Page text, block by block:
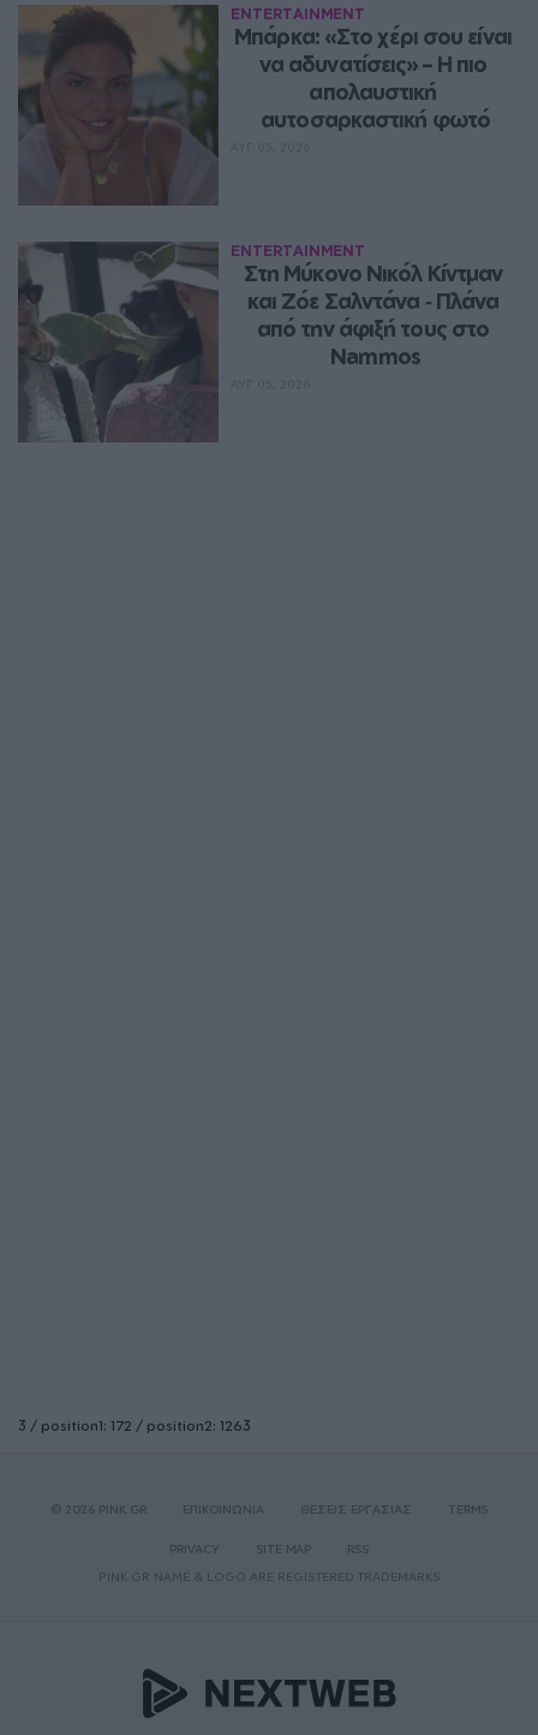
ENTERTAINMENT
Μπάρκα: «Στο χέρι σου είναι
να αδυνατίσεις» – Η πιο
απολαυστική
αυτοσαρκαστική φωτό
ENTERTAINMENT
Στη Μύκονο Νικόλ Κίντμαν
και Ζόε Σαλντάνα ‑ Πλάνα
από την άφιξή τους στο
Nammos
3 / position1: 172 / position2: 1263
© 2026 PINK.GR ΕΠΙΚΟΙΝΩΝΙΑ ΘΕΣΕΙΣ ΕΡΓΑΣΙΑΣ TERMS
PRIVACY SITE MAP
RSS
PINK.GR NAME & LOGO ARE REGISTERED TRADEMARKS